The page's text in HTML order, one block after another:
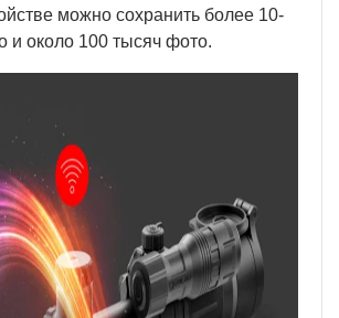
можно сохранить более 10-
и около 100 тысяч фото.